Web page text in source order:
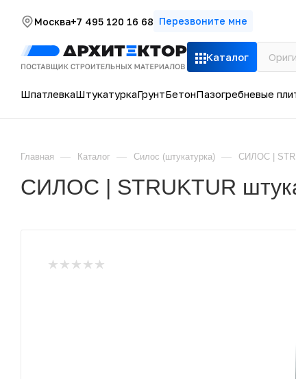
Москва+7 495 120 16 68 Перезвоните мне
Каталог
ШпатлевкаШтукатуркаГрунтБетонПазогребневые
Главная — Каталог — Силос (штукатурка) — СИЛОС |
СИЛОС | STRUKTUR